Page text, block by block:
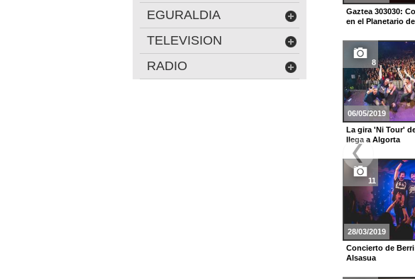
EGURALDIA
TELEVISION
RADIO
Gaztea 303030:
en el Planetario
8
06/05/2019
La gira 'Ni Tour'
llega a Algorta
11
28/03/2019
Concierto de Berri
Alsasua